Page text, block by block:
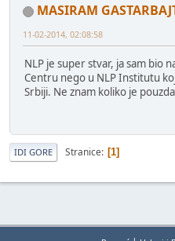
MASIRAM
11-02-2014, 02:08:58
NLP je super stvar, ja sam bio
Centru nego u NLP Institutu
Srbiji. Ne znam koliko je
IDI GORE Stranice 1